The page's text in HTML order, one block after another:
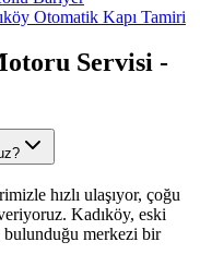
Otomatik Kapı Tamiri
Servisi -
hızlı ulaşıyor, çoğu
Kadıköy, eski
bulunduğu merkezi bir